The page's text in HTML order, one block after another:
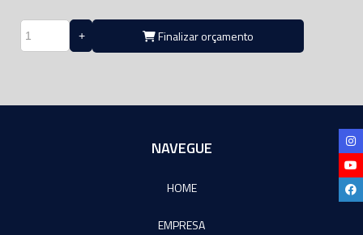
Finalizar orçamento
NAVEGUE
HOME
EMPRESA